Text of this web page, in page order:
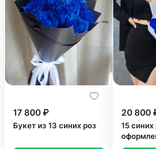
17 800 ₽
Букет из 13 синих роз
20 800
15 синих